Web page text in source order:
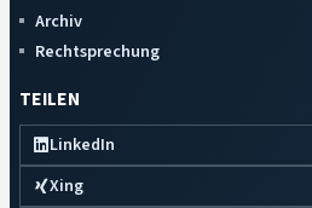
Archiv
Rechtsprechung
TEILEN
LinkedIn
Xing